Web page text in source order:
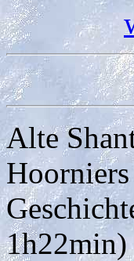
Alte
1h22min)